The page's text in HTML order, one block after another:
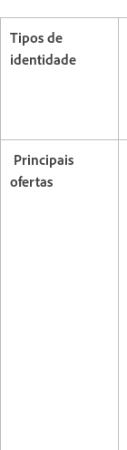
Tipos de
identidade
Principais
ofertas